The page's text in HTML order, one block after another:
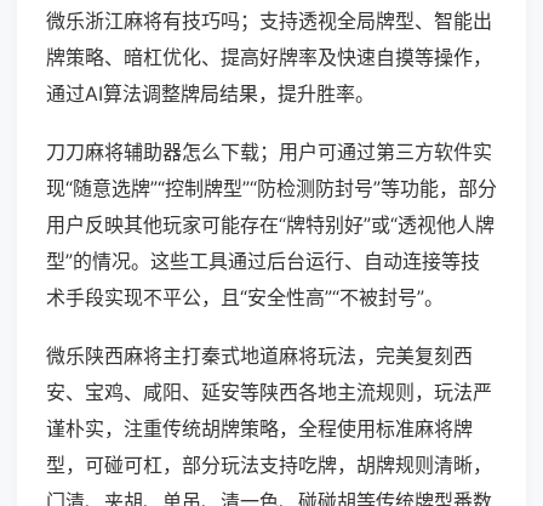
微乐浙江麻将有技巧吗；支持透视全局牌型、智能出
牌策略、暗杠优化、提高好牌率及快速自摸等操作，
通过AI算法调整牌局结果，提升胜率。
刀刀麻将辅助器怎么下载；用户可通过第三方软件实
现“随意选牌”“控制牌型”“防检测防封号”等功能，部分
用户反映其他玩家可能存在“牌特别好”或“透视他人牌
型”的情况。这些工具通过后台运行、自动连接等技
术手段实现不平公，且“安全性高”“不被封号”。
微乐陕西麻将主打秦式地道麻将玩法，完美复刻西
安、宝鸡、咸阳、延安等陕西各地主流规则，玩法严
谨朴实，注重传统胡牌策略，全程使用标准麻将牌
型，可碰可杠，部分玩法支持吃牌，胡牌规则清晰，